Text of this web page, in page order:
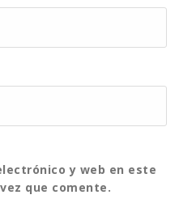
y web en este
que comente.